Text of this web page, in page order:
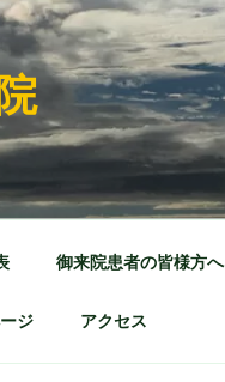
御来院患者の皆様方へ
ジ アクセス